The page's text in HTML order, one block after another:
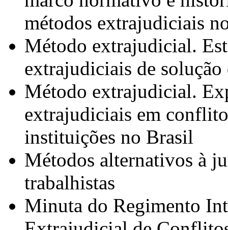
métodos extrajudiciais
Método extrajudicial.
extrajudiciais de
Método extrajudicial.
extrajudiciais em
instituições no Brasil
Métodos alternativos à
trabalhistas
Minuta do Regimento